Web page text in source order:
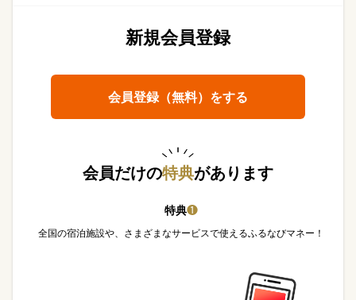
新規会員登録
会員登録（無料）をする
会員だけの特典があります
特典❶
全国の宿泊施設や、さまざまなサービスで使えるふるなびマネー！